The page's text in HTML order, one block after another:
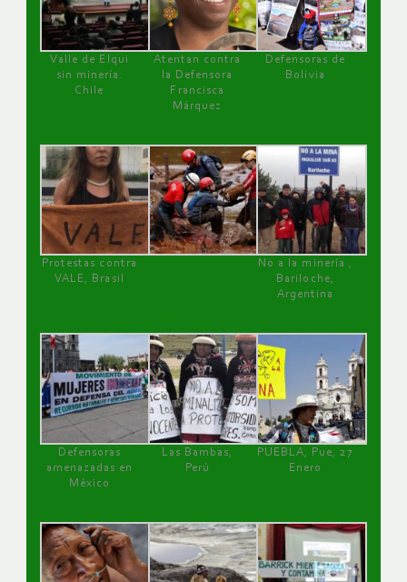
Valle de Elqui
sin minería.
Chile
Atentan contra
la Defensora
Francisca
Márquez
Defensoras de
Bolivia
Protestas contra
VALE, Brasil
No a la minería ,
Bariloche,
Argentina
Defensoras
amenazadas en
México
Las Bambas,
Perú
PUEBLA, Pue, 27
Enero